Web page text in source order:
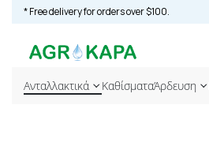
* Free delivery for orders over $100.
Ανταλλακτικά ΚαθίσματαΆρδευση